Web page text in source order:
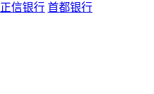
正信银行 首都银行